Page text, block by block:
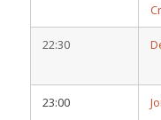
22:30
23:00